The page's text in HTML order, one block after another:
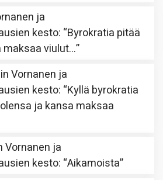
ja
kesto: “Byrokratia pitää
maksaa viulut…”
Vornanen ja
kesto: “Kyllä byrokratia
ja kansa maksaa
Vornanen ja
kesto: “Aikamoista”